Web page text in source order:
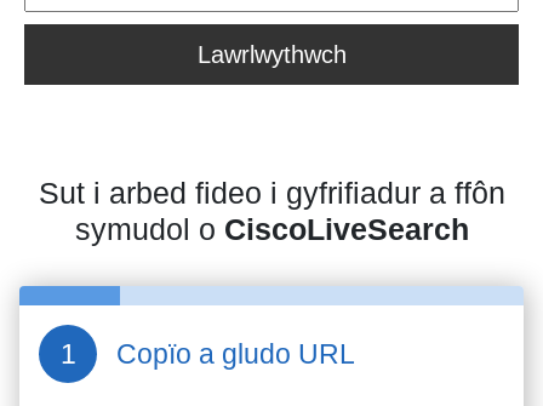
Lawrlwythwch
Sut i arbed fideo i gyfrifiadur a ffôn
symudol o CiscoLiveSearch
Copïo a gludo URL